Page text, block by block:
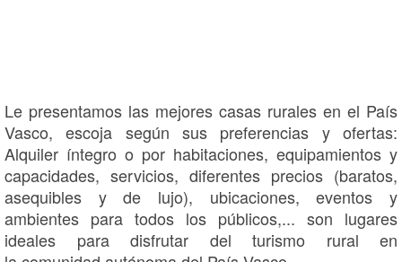
Le presentamos las mejores casas rurales en el País
Vasco, escoja según sus preferencias y ofertas:
Alquiler íntegro o por habitaciones, equipamientos y
capacidades, servicios, diferentes precios (baratos,
asequibles y de lujo), ubicaciones, eventos y
ambientes para todos los públicos,... son lugares
ideales para disfrutar del turismo rural en